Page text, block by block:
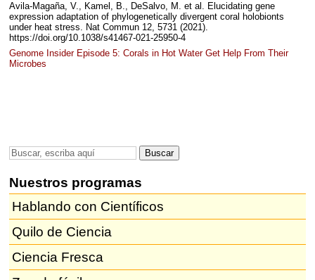
Avila-Magaña, V., Kamel, B., DeSalvo, M. et al. Elucidating gene
expression adaptation of phylogenetically divergent coral holobionts
under heat stress. Nat Commun 12, 5731 (2021).
https://doi.org/10.1038/s41467-021-25950-4
Genome Insider Episode 5: Corals in Hot Water Get Help From Their
Microbes
Nuestros programas
Hablando con Científicos
Quilo de Ciencia
Ciencia Fresca